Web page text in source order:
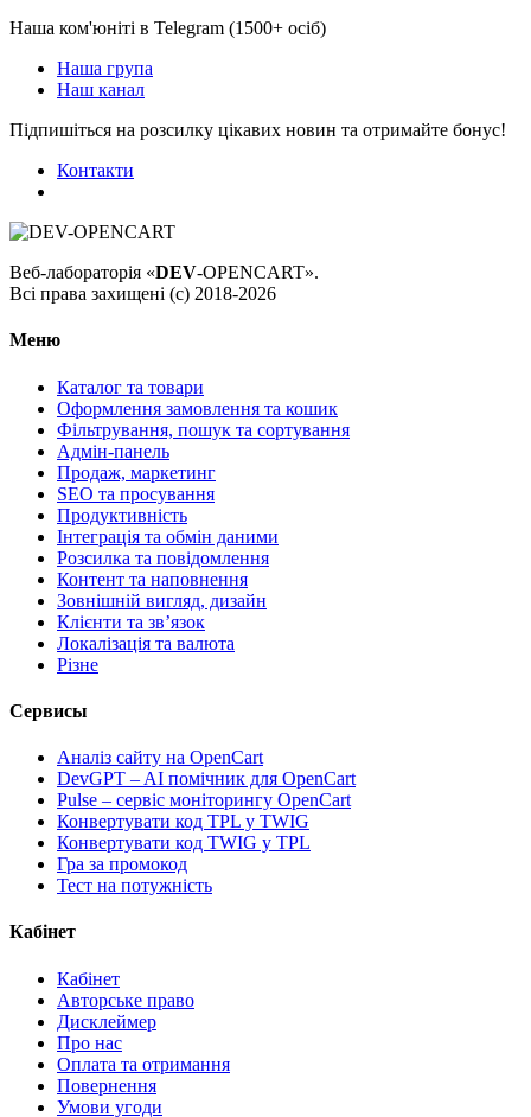
Наша ком'юніті в Telegram (1500+ осіб)
Наша група
Наш канал
Підпишіться на розсилку цікавих новин та отримайте бонус!
Контакти
Веб-лабораторія «DEV-OPENCART».
Всі права захищені (с) 2018-2026
Меню
Каталог та товари
Оформлення замовлення та кошик
Фільтрування, пошук та сортування
Адмін-панель
Продаж, маркетинг
SEO та просування
Продуктивність
Інтеграція та обмін даними
Розсилка та повідомлення
Контент та наповнення
Зовнішній вигляд, дизайн
Клієнти та звʼязок
Локалізація та валюта
Різне
Сервисы
Аналіз сайту на OpenCart
DevGPT – AI помічник для OpenCart
Pulse – сервіс моніторингу OpenCart
Конвертувати код TPL у TWIG
Конвертувати код TWIG у TPL
Гра за промокод
Тест на потужність
Кабінет
Кабінет
Авторське право
Дисклеймер
Про нас
Оплата та отримання
Повернення
Умови угоди